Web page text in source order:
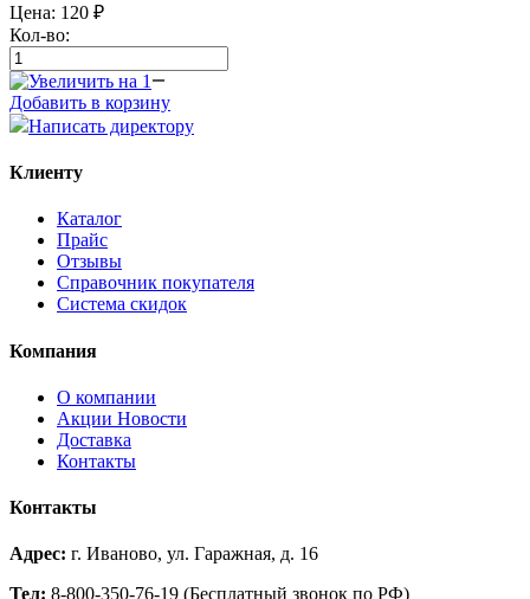
Цена: 120 ₽
Кол-во:
Добавить в корзину
Написать директору
Клиенту
Каталог
Прайс
Отзывы
Справочник покупателя
Система скидок
Компания
О компании
Aкции Новости
Доставка
Контакты
Контакты
Адрес: г. Иваново, ул. Гаражная, д. 16
Тел: 8-800-350-76-19 (Бесплатный звонок по РФ)